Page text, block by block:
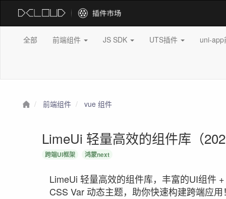
全部 前端组件 JS SDK UTS插件 uni-
前端组件 vue 组件
LimeUi 轻量高效的组件库（
跨端UI框架 鸿蒙next
​​LimeUi 轻量高效的组件库，丰富的UI组件
CSS Var 动态主题，助你快速构建跨端应用